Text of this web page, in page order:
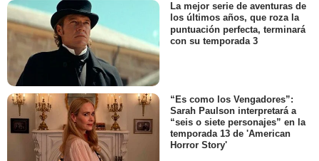
La mejor serie de aventuras de
los últimos años, que roza la
puntuación perfecta, terminará
con su temporada 3
“Es como los Vengadores”:
Sarah Paulson interpretará a
“seis o siete personajes” en la
temporada 13 de 'American
Horror Story'